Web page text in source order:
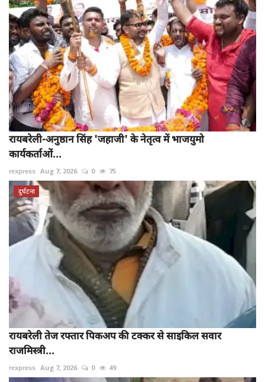
रायबरेली-अनुष्ठान सिंह 'जहाजी' के नेतृत्व में भाजयुमो
कार्यकर्ताओं...
rexpress Aug 7, 2026 0 75
दुर्घटना
रायबरेली तेज रफ्तार पिकअप की टक्कर से साइकिल सवार
राजमिस्त्री...
rexpress Aug 7, 2026 0 49